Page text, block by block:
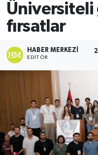
Üniversiteli
fırsatlar
HABER MERKEZI
EDITÖR
Süper Lig Puan
Tüm Manşetler
Son Dakika
Haber Arşivi